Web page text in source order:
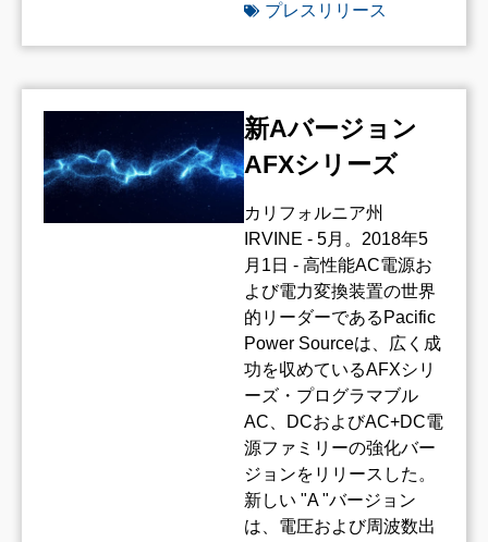
プレスリリース
新Aバージョン
AFXシリーズ
カリフォルニア州
IRVINE - 5月。2018年5
月1日 - 高性能AC電源お
よび電力変換装置の世界
的リーダーであるPacific
Power Sourceは、広く成
功を収めているAFXシリ
ーズ・プログラマブル
AC、DCおよびAC+DC電
源ファミリーの強化バー
ジョンをリリースした。
新しい "A "バージョン
は、電圧および周波数出